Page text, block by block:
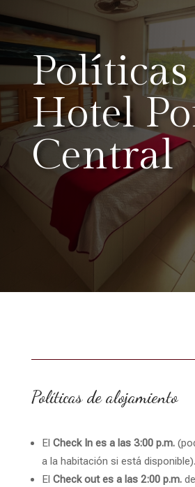
Políticas
Hotel
Central
Políticas de alojamiento
El Check In es a las 3:00 p.m.
a la habitación si está disponible).
El Check out es a las 2:00 p.m.